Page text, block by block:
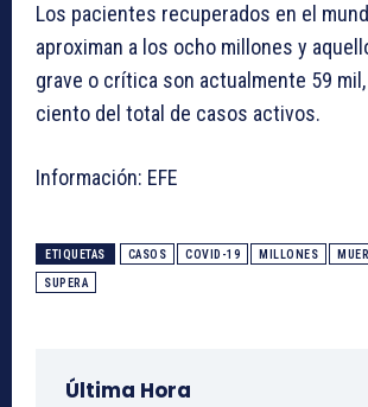
Los pacientes recuperados en el
aproximan a los ocho millones y
grave o crítica son actualmente 59
ciento del total de casos activos.
Información: EFE
ETIQUETAS CASOS COVID-19 MILLONES
SUPERA
Última Hora